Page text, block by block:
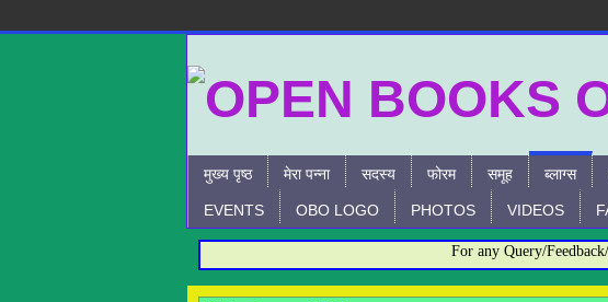
मुख्य पृष्ठ मेरा पन्ना सदस्य फोरम समूह ब्लाग्स
EVENTS OBO LOGO PHOTOS VIDEOS
For any Query/Feedback/